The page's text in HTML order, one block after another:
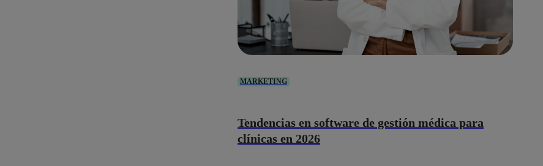
MARKETING
Tendencias en software de gestión médica para
clínicas en 2026